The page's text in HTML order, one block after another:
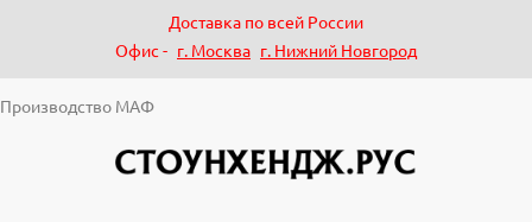
Доставка по всей России
Офис - г. Москва г. Нижний Новгород
Производство МАФ